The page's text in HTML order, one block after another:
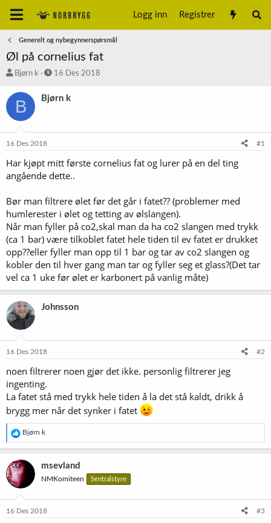
Logg inn Registrer
Generelt og nybegynnerspørsmål
Øl på cornelius fat
T
å
t
r
Bjørn k
S
a
o
16 Des 2018
B Bjørn k
16 Des 2018 #1
Har kjøpt mitt første cornelius fat og lurer på en del ting
angående dette..
Bør man filtrere ølet før det går i fatet?? (problemer med
humlerester i ølet og tetting av ølslangen).
Når man fyller på co2,skal man da ha co2 slangen med trykk
(ca 1 bar) være tilkoblet fatet hele tiden til ev fatet er drukket
opp??eller fyller man opp til 1 bar og tar av co2 slangen og
kobler den til hver gang man tar og fyller seg et glass?(Det tar
vel ca 1 uke før ølet er karbonert på vanlig måte)
Johnsson
16 Des 2018 #2
noen filtrerer noen gjør det ikke. personlig filtrerer jeg
ingenting.
La fatet stå med trykk hele tiden å la det stå kaldt, drikk å
brygg mer når det synker i fatet
R
e
a
k
s
j
o
e
Bjørn k
msevland
NMKomiteen Sentralstyre
16 Des 2018 #3